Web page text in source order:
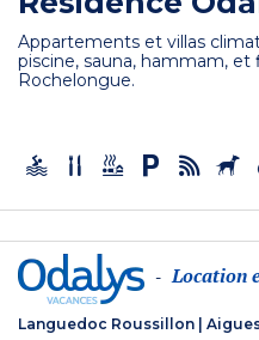
Appartements et villas
piscine, sauna, hammam, et
Rochelongue.
- Location
Languedoc Roussillon |